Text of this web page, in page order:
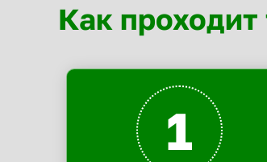
Как проходит
1